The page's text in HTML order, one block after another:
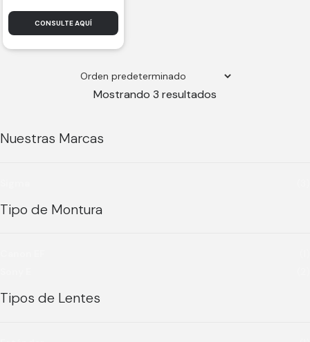
CONSULTE AQUÍ
Mostrando 3 resultados
Nuestras Marcas
Tipo de Montura
Tipos de Lentes